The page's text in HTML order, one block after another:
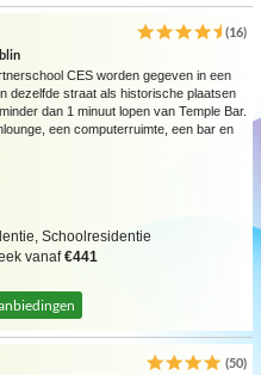
(16)
CES worden gegeven in een
dezelfde straat als historische plaatsen
dan 1 minuut lopen van Temple Bar.
een computerruimte, een bar en
Schoolresidentie
vanaf€441
(50)